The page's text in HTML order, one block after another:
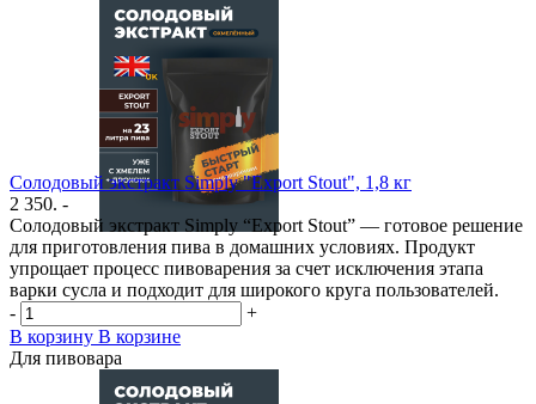
Солодовый экстракт Simply "Export Stout", 1,8 кг
2 350. -
Солодовый экстракт Simply “Export Stout” — готовое решение
для приготовления пива в домашних условиях. Продукт
упрощает процесс пивоварения за счет исключения этапа
варки сусла и подходит для широкого круга пользователей.
-
+
В корзину В корзине
Для пивовара